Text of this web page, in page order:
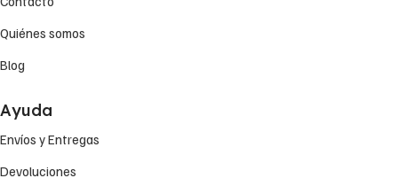
Quiénes somos
Blog
Ayuda
Envíos y Entregas
Devoluciones